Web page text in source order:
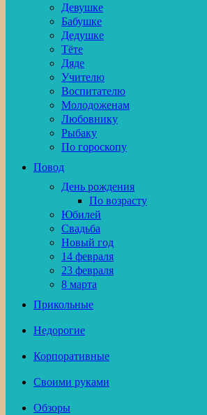
Девушке
Бабушке
Дедушке
Тёте
Дяде
Учителю
Воспитателю
Молодоженам
Любовнику
Рыбаку
По гороскопу
Повод
День рождения
По возрасту
Юбилей
Свадьба
Новый год
14 февраля
23 февраля
8 марта
Прикольные
Недорогие
Корпоративные
Своими руками
Обзоры